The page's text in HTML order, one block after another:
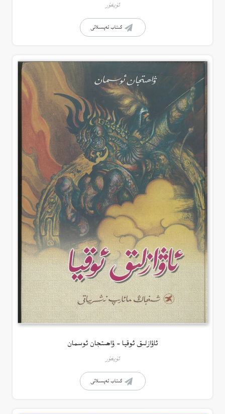
ئۇيغۇر
كىتاب تەپسىلاتى
ئاۋازلىق ئوقيا – ۋاھىتجان ئوسمان
ئۇيغۇر
كىتاب تەپسىلاتى